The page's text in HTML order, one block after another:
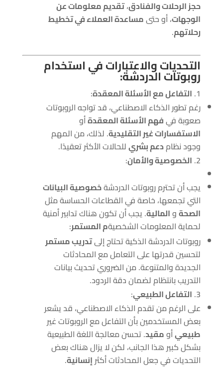
حجز الرحلات والفنادق،تقديم معلومات عن
الوجهات، أو حتىمساعدة العملاء في تخطيط
رحلاتهم.
التحديات والاعتبارات في استخدام
روبوتات الدردشة:
التفاعل مع الأسئلة المعقدة:
رغم تطور الذكاء الاصطناعي، قد تواجه الروبوتات
صعوبة فيفهم الأسئلة المعقدةأو
الاستفسارات غير التقليدية. لذلك، من المهم
وجود نظامدعم بشريللحالات الأكثر تعقيدًا.
الخصوصية والأمان:
يجب أن تحترم روبوتات الدردشةخصوصية البيانات
التي تجمعها، خاصة في القطاعات الحساسة مثل
الصحةوالمالية. يجب أن تكون هناك تدابير أمنية
لحماية المعلومات الشخصيةم المستمر:
روبوتات الدردشة الذكية تحتاج إلىتدريب مستمر
لتحسين قدرتها على التعامل مع المحادثات
الجديدة والمتنوعة. من الضروري تحديث بيانات
التدريب بانتظام لضمان دقة الردود.
التفاعل الطبيعي:
على الرغم من تقدم الذكاء الاصطناعي، قد يشعر
بعض المستخدمين بأن التفاعل مع الروبوتات غير
طبيعيأومقيد. تحسن معالجة اللغة الطبيعية
بشكل كبير هذا الجانب، لكن لا يزال هناك بعض
التحديات في جعل المحادثات أكثر إنسانية.